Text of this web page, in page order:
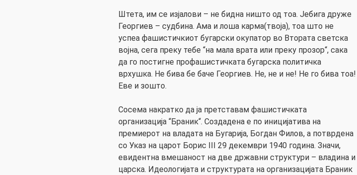
Штета, им се изјалови – не бидна ништо од тоа. Јебига друже
Георгиев – судбина. Ама и лоша карма(твоја), тоа што не
успеа фашистичкиот бугарски окупатор во Втората светска
војна, сега преку тебе “на мала врата или преку прозор“, сака
да го постигне профашистичката бугарска политичка
врхушка. Не бива бе баче Георгиев. Не, не и не! Не го бива тоа!
Еве и зошто.
Сосема накратко да ја претставам фашистичката
организација “Браник“. Создадена е по иницијатива на
премиерот на владата на Бугарија, Богдан Филов, а потврдена
со Указ на царот Борис III 29 декември 1940 година. Значи,
евидентна вмешаност на две државни структури – владина и
царска. Идеологијата и структурата на организацијата Браник